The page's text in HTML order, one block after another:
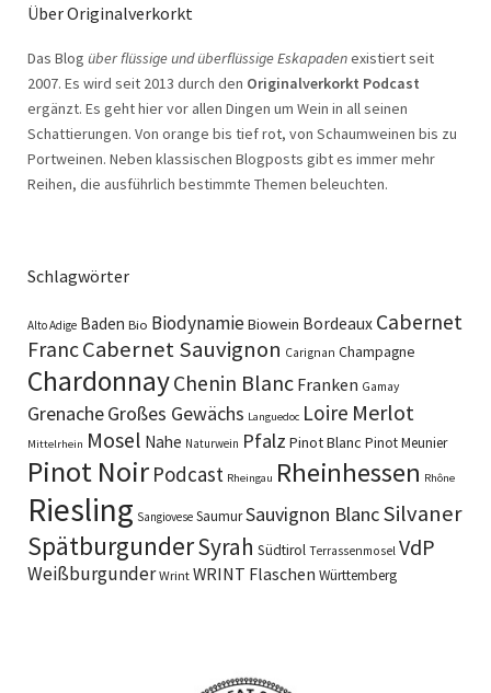
Über Originalverkorkt
Das Blog über flüssige und überflüssige Eskapadenexistiert seit
2007. Es wird seit 2013 durch den Originalverkorkt Podcast
ergänzt. Es geht hier vor allen Dingen um Wein in all seinen
Schattierungen. Von orange bis tief rot, von Schaumweinen bis zu
Portweinen. Neben klassischen Blogposts gibt es immer mehr
Reihen, die ausführlich bestimmte Themen beleuchten.
Schlagwörter
Alto Adige Baden Bio BiodynamieBiowein Bordeaux Cabernet
FrancCabernet Sauvignon Carignan Champagne
ChardonnayChenin Blanc Franken Gamay
GrenacheGroßes Gewächs Languedoc Loire Merlot
Mittelrhein Mosel Nahe Naturwein Pfalz Pinot Blanc Pinot Meunier
Pinot Noir Podcast Rheingau Rheinhessen Rhône
Riesling Sangiovese SaumurSauvignon BlancSilvaner
SpätburgunderSyrah Südtirol Terrassenmosel VdP
Weißburgunder Wrint WRINT Flaschen Württemberg